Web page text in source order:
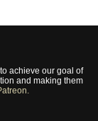
achieve our goal of
and making them